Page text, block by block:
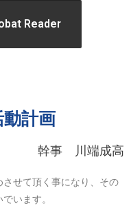
Reader
計画
幹事 川端成高
せて頂く事になり、その
います。